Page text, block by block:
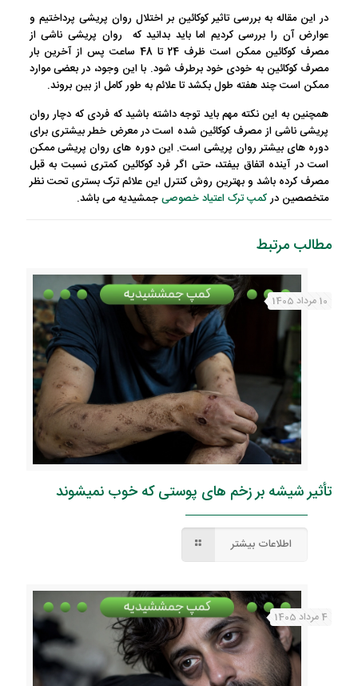
در این مقاله به بررسی تاثیر کوکائین بر اختلال روان پریشی پرداختیم و
عوارض آن را بررسی کردیم اما باید بدانید که روان پریشی ناشی از
مصرف کوکائین ممکن است ظرف 24 تا 48 ساعت پس از آخرین بار
مصرف کوکائین به خودی خود برطرف شود. با این وجود، در بعضی موارد
ممکن است چند هفته طول بکشد تا علائم به طور کامل از بین بروند.
همچنین به این نکته مهم باید توجه داشته باشید که فردی که دچار روان
پریشی ناشی از مصرف کوکائین شده است در معرض خطر بیشتری برای
دوره های بیشتر روان پریشی است. این دوره های روان پریشی ممکن
است در آینده اتفاق بیفتد، حتی اگر فرد کوکائین کمتری نسبت به قبل
مصرف کرده باشد و بهترین روش کنترل این علائم ترک بستری تحت نظر
متخصصین درکمپ ترک اعتیاد خصوصیجمشیدیهمی باشد.
مطالب مرتبط
10 مرداد 1405
تأثیر شیشه بر زخم های پوستی که خوب نمیشوند
اطلاعات بیشتر
4 مرداد 1405